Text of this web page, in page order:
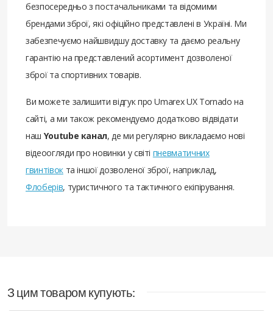
безпосередньо з постачальниками та відомими
брендами зброї, які офіційно представлені в Україні. Ми
забезпечуємо найшвидшу доставку та даємо реальну
гарантію на представлений асортимент дозволеної
зброї та спортивних товарів.
Ви можете залишити відгук про Umarex UX Tornado на
сайті, а ми також рекомендуємо додатково відвідати
наш Youtube канал, де ми регулярно викладаємо нові
відеоогляди про новинки у світі пневматичних
гвинтівокта іншої дозволеної зброї, наприклад,
Флоберів, туристичного та тактичного екіпірування.
З цим товаром купують: